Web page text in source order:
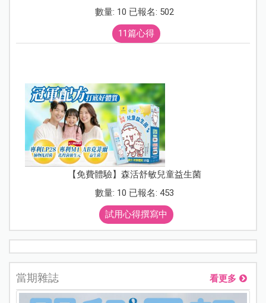
數量: 10 已報名: 502
11篇心得
【免費體驗】森活舒敏兒童益生菌
數量: 10 已報名: 453
試用心得撰寫中
當期雜誌 看更多